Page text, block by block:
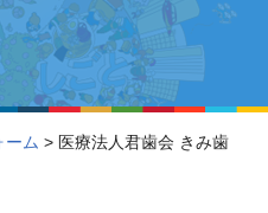
ーム > 医療法人君歯会 きみ歯